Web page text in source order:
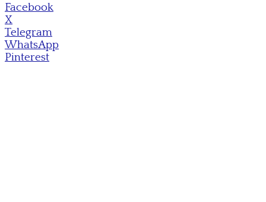
Facebook
X
Telegram
WhatsApp
Pinterest